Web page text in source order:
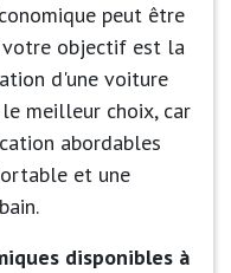
peut être
votre objectif est la
d'une voiture
meilleur choix, car
abordables
et une
disponibles à